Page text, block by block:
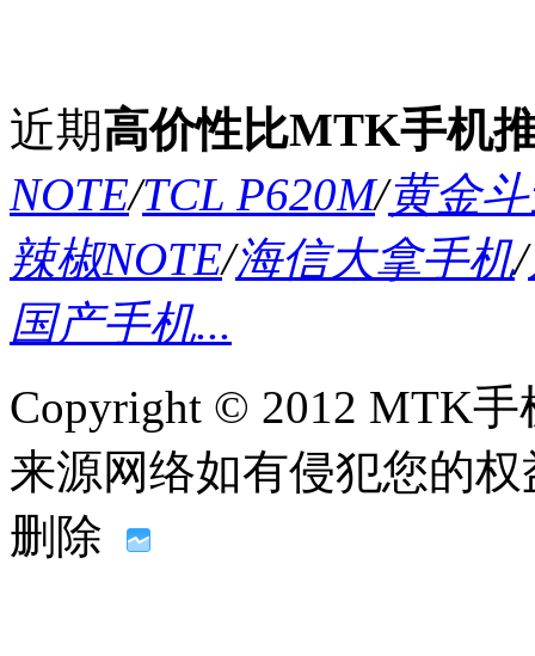
近期高价性比MTK手机
NOTE/TCL P620M/黄金
辣椒NOTE/海信大拿手机/
国产手机...
Copyright © 2012 MTK
来源网络如有侵犯您的
删除